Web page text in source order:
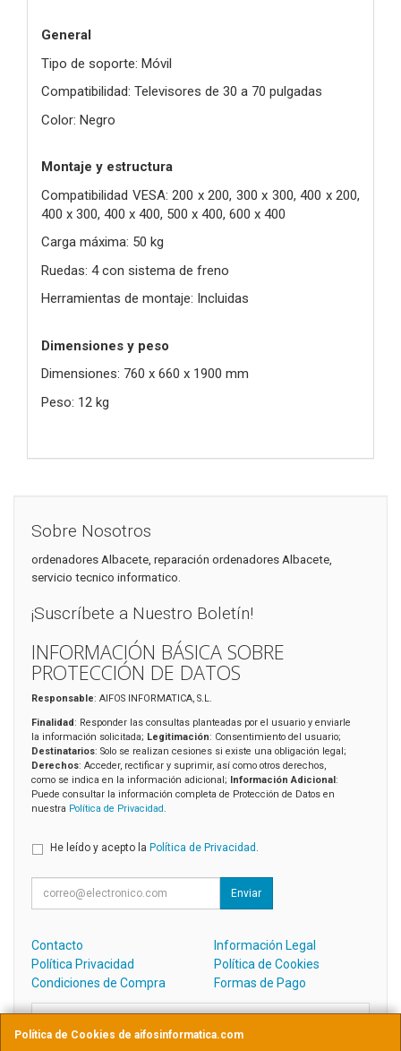
General
Tipo de soporte: Móvil
Compatibilidad: Televisores de 30 a 70 pulgadas
Color: Negro
Montaje y estructura
Compatibilidad VESA: 200 x 200, 300 x 300, 400 x 200,
400 x 300, 400 x 400, 500 x 400, 600 x 400
Carga máxima: 50 kg
Ruedas: 4 con sistema de freno
Herramientas de montaje: Incluidas
Dimensiones y peso
Dimensiones: 760 x 660 x 1900 mm
Peso: 12 kg
Política de Cookies de aifosinformatica.com
Sobre Nosotros
ordenadores Albacete, reparación ordenadores Albacete,
servicio tecnico informatico.
¡Suscríbete a Nuestro Boletín!
INFORMACIÓN BÁSICA SOBRE
PROTECCIÓN DE DATOS
Responsable: AIFOS INFORMATICA, S.L.
Finalidad: Responder las consultas planteadas por el usuario y enviarle
la información solicitada; Legitimación: Consentimiento del usuario;
Destinatarios: Solo se realizan cesiones si existe una obligación legal;
Derechos: Acceder, rectificar y suprimir, así como otros derechos,
como se indica en la información adicional; Información Adicional:
Puede consultar la información completa de Protección de Datos en
nuestra Política de Privacidad.
He leído y acepto la Política de Privacidad .
Enviar
Contacto
Información Legal
Política Privacidad
Política de Cookies
Condiciones de Compra
Formas de Pago
Contacto